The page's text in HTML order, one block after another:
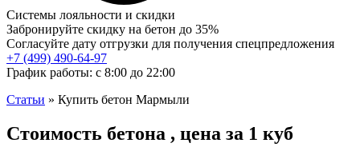
Системы лояльности и скидки
Забронируйте скидку на бетон до 35%
Согласуйте дату отгрузки для получения спецпредложения
+7 (499) 490-64-97
График работы: с 8:00 до 22:00
Статьи » Купить бетон Мармыли
Стоимость бетона , цена за 1 куб